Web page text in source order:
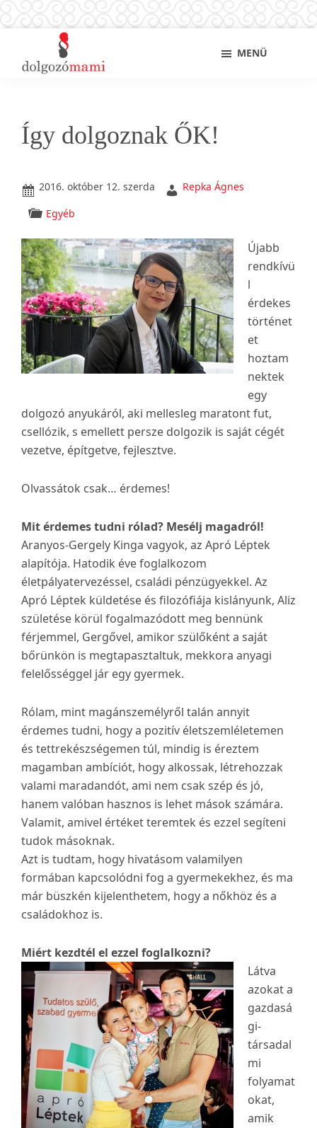
main
elsődleges
lábléchezDolgozó
és
álláskeresési
anyukáknak
MENÜ
Így dolgoznak ŐK!
2016. október 12. szerda Repka Ágnes
Egyéb
Újabb
rendkívü
l
érdekes
történet
et
hoztam
nektek
egy
dolgozó anyukáról, aki mellesleg maratont fut,
csellózik, s emellett persze dolgozik is saját cégét
vezetve, építgetve, fejlesztve.
Olvassátok csak… érdemes!
Mit érdemes tudni rólad? Mesélj magadról!
Aranyos-Gergely Kinga vagyok, az Apró Léptek
alapítója. Hatodik éve foglalkozom
életpályatervezéssel, családi pénzügyekkel. Az
Apró Léptek küldetése és filozófiája kislányunk, Aliz
születése körül fogalmazódott meg bennünk
férjemmel, Gergővel, amikor szülőként a saját
bőrünkön is megtapasztaltuk, mekkora anyagi
felelősséggel jár egy gyermek.
Rólam, mint magánszemélyről talán annyit
érdemes tudni, hogy a pozitív életszemléletemen
és tettrekészségemen túl, mindig is éreztem
magamban ambíciót, hogy alkossak, létrehozzak
valami maradandót, ami nem csak szép és jó,
hanem valóban hasznos is lehet mások számára.
Valamit, amivel értéket teremtek és ezzel segíteni
tudok másoknak.
Azt is tudtam, hogy hivatásom valamilyen
formában kapcsolódni fog a gyermekekhez, és ma
már büszkén kijelenthetem, hogy a nőkhöz és a
családokhoz is.
Miért kezdtél el ezzel foglalkozni?
Látva
azokat a
gazdasá
gi-
társadal
mi
folyamat
okat,
amik